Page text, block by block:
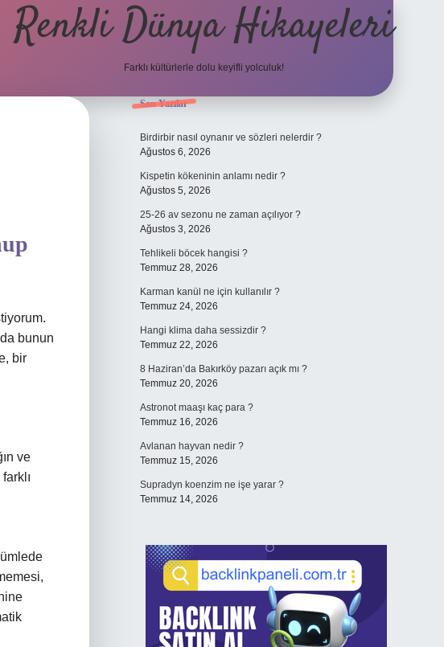
Renkli Dünya Hikayeleri
Farklı kültürlerle dolu keyifli yolculuk!
bunun
bir
ve
Sidebar
Son Yazılar
Birdirbir nasıl oynanır ve sözleri nelerdir ?
Ağustos 6, 2026
Kispetin kökeninin anlamı nedir ?
Ağustos 5, 2026
25-26 av sezonu ne zaman açılıyor ?
Ağustos 3, 2026
Tehlikeli böcek hangisi ?
Temmuz 28, 2026
Karman kanül ne için kullanılır ?
Temmuz 24, 2026
Hangi klima daha sessizdir ?
Temmuz 22, 2026
8 Haziran’da Bakırköy pazarı açık mı ?
Temmuz 20, 2026
Astronot maaşı kaç para ?
Temmuz 16, 2026
Avlanan hayvan nedir ?
Temmuz 15, 2026
Supradyn koenzim ne işe yarar ?
Temmuz 14, 2026
ilbet mobil giriş